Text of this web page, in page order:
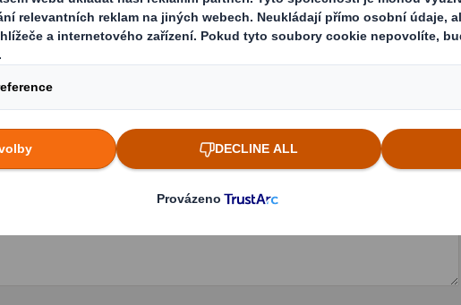
Poštovní směrovací číslo
pozice